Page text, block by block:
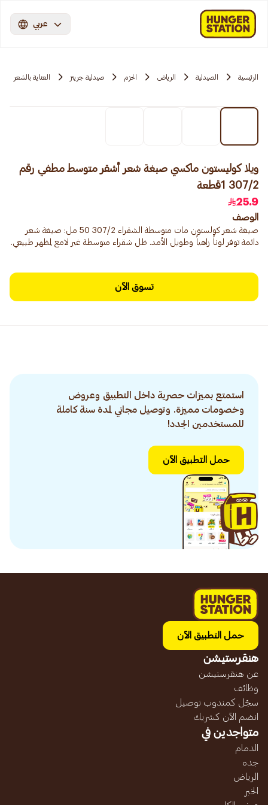
عربي
الرئيسية الصيدلية الرياض الحزم صيدلية جرينز العناية بالشعر
ويلا كوليستون ماكسي صبغة شعر أشقر متوسط مطفي رقم
307/2 1قطعة
25.9
الوصف
صبغة شعر كولستون مات متوسطة الشقراء 307/2 50 مل: صبغة شعر
دائمة توفر لوناً زاهياً وطويل الأمد. ظل شقراء متوسطة غير لامع لمظهر طبيعي.
تسوق الآن
استمتع بميزات حصرية داخل التطبيق وعروض
وخصومات مميزة. وتوصيل مجاني لمدة سنة كاملة
للمستخدمين الجدد!
حمل التطبيق الآن
حمل التطبيق الآن
هنقرستيشن
عن هنقرستيشن
وظائف
سجّل كمندوب توصيل
انضم الآن كشريك
متواجدين في
الدمام
جده
الرياض
الخبر